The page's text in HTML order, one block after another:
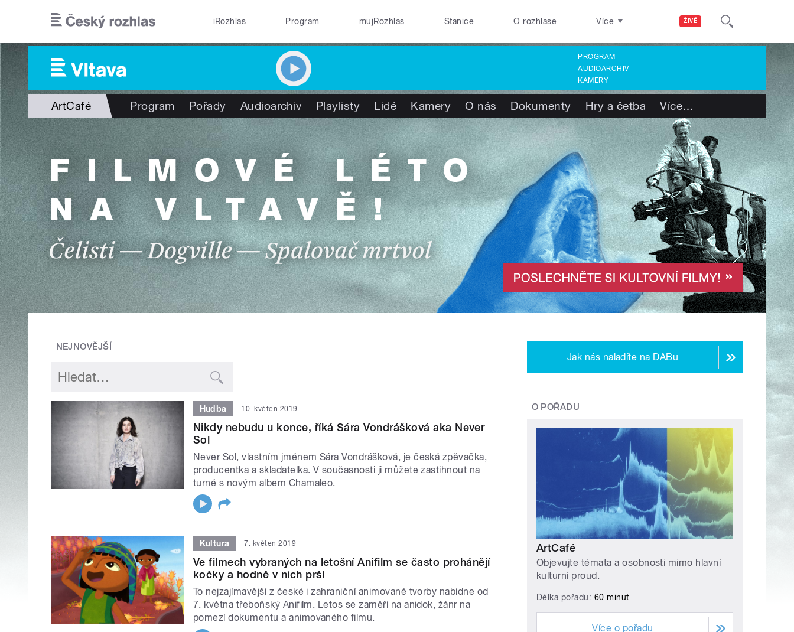
ŽIVĚ
iRozhlas Program mujRozhlas Stanice O rozhlase Více
PROGRAM
AUDIOARCHIV
KAMERY
ArtCafé Program Pořady Audioarchiv Playlisty Lidé Kamery O nás Dokumenty Hry a četba Více…
NEJNOVĚJŠÍ
Hudba 10. květen 2019
Nikdy nebudu u konce, říká Sára Vondrášková aka Never
Sol
Never Sol, vlastním jménem Sára Vondrášková, je česká zpěvačka,
producentka a skladatelka. V současnosti ji můžete zastihnout na
turné s novým albem Chamaleo.
Kultura 7. květen 2019
Ve filmech vybraných na letošní Anifilm se často prohánějí
kočky a hodně v nich prší
To nejzajímavější z české i zahraniční animované tvorby nabídne od
7. května třeboňský Anifilm. Letos se zaměří na anidok, žánr na
pomezí dokumentu a animovaného filmu.
Jak nás naladíte na DABu
O POŘADU
ArtCafé
Objevujte témata a osobnosti mimo hlavní
kulturní proud.
Délka pořadu: 60 minut
Více o pořadu